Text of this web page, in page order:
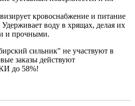
кровоснабжение и питание
воду в хрящах, делая их
и прочными.
сильник" не участвуют в
заказы действуют
до 58%!